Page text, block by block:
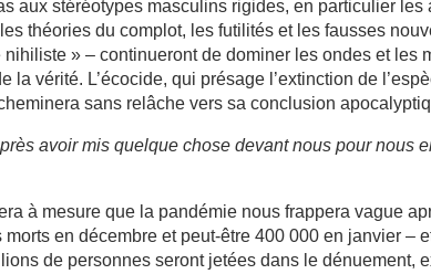
aux stéréotypes masculins rigides, en particulier les
théories du complot, les futilités et les fausses
» – continueront de dominer les ondes et les
vérité. L’écocide, qui présage l’extinction de
sans relâche vers sa conclusion
avoir mis quelque chose devant nous pour nous
à mesure que la pandémie nous frappera vague
en décembre et peut-être 400 000 en janvier –
de personnes seront jetées dans le dénuement,